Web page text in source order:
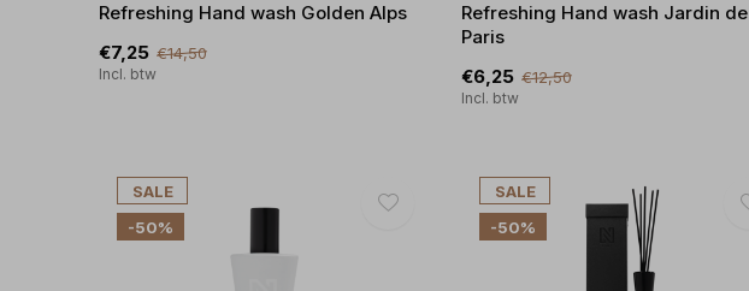
Refreshing Hand wash Golden Alps
€7,25 €14,50
Incl. btw
Refreshing Hand wash Jardin de
Paris
€6,25 €12,50
Incl. btw
SALE
-50%
SALE
-50%